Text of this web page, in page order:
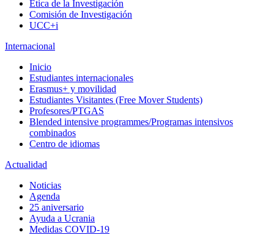
Ética de la Investigación
Comisión de Investigación
UCC+i
Internacional
Inicio
Estudiantes internacionales
Erasmus+ y movilidad
Estudiantes Visitantes (Free Mover Students)
Profesores/PTGAS
Blended intensive programmes/Programas intensivos
combinados
Centro de idiomas
Actualidad
Noticias
Agenda
25 aniversario
Ayuda a Ucrania
Medidas COVID-19